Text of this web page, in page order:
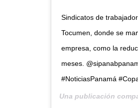
Sindicatos de
Tocumen, donde se
empresa, como la
meses.
#NoticiasPanamá
Una publicación